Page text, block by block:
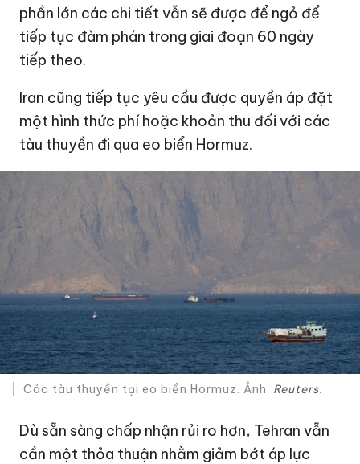
phần lớn các chi tiết vẫn sẽ được để ngỏ để
tiếp tục đàm phán trong giai đoạn 60 ngày
tiếp theo.
Iran cũng tiếp tục yêu cầu được quyền áp đặt
một hình thức phí hoặc khoản thu đối với các
tàu thuyền đi qua eo biển Hormuz.
Các tàu thuyền tại eo biển Hormuz. Ảnh: Reuters.
Dù sẵn sàng chấp nhận rủi ro hơn, Tehran vẫn
cần một thỏa thuận nhằm giảm bớt áp lực